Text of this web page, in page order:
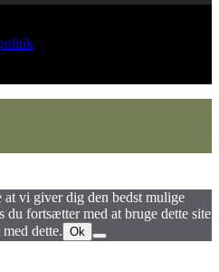
vi giver dig den bedst mulige
du fortsætter med at bruge dette site
dette. Ok